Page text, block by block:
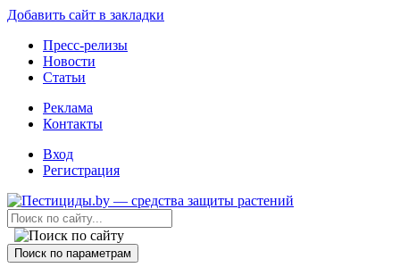
Добавить сайт в закладки
Пресс-релизы
Новости
Статьи
Реклама
Контакты
Вход
Регистрация
Поиск по параметрам